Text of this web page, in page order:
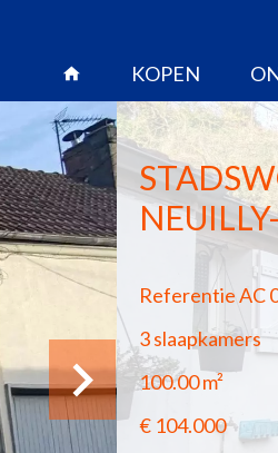
KOPEN
ReferentieAC
3 slaapkamers
100.00m²
€ 104.000